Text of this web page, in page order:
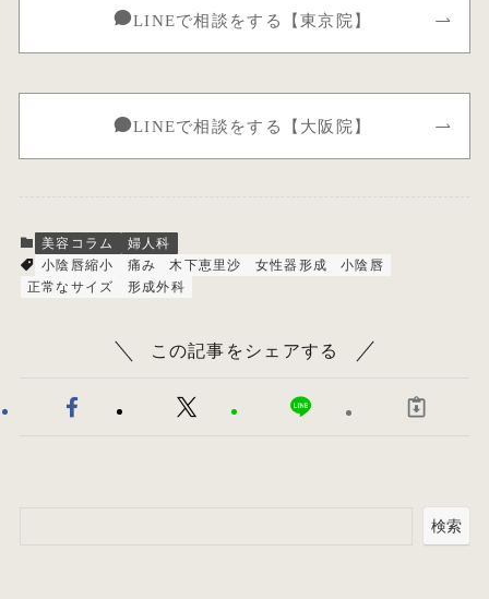
LINEで相談をする【東京院】
LINEで相談をする【大阪院】
美容コラム
婦人科
小陰唇縮小
痛み 木下恵里沙 女性器形成
小陰唇
正常なサイズ
形成外科
この記事をシェアする
検索